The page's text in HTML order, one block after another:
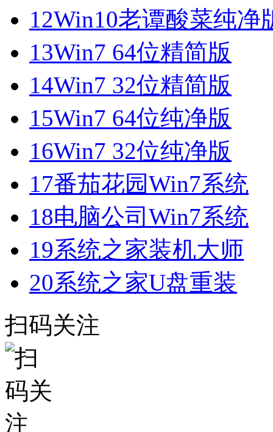
12Win10老谭酸菜纯净
13Win7 64位精简版
14Win7 32位精简版
15Win7 64位纯净版
16Win7 32位纯净版
17番茄花园Win7系统
18电脑公司Win7系统
19系统之家装机大师
20系统之家U盘重装
扫码关注